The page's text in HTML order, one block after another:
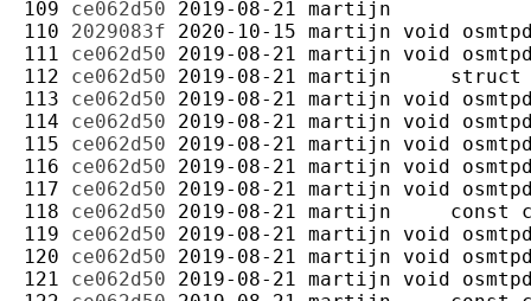
109 ce062d50 2019-08-21 martijn
110 2029083f 2020-10-15 martijn
111 ce062d50 2019-08-21 martijn
112 ce062d50 2019-08-21 martijn
113 ce062d50 2019-08-21 martijn
114 ce062d50 2019-08-21 martijn
115 ce062d50 2019-08-21 martijn
116 ce062d50 2019-08-21 martijn
117 ce062d50 2019-08-21 martijn
118 ce062d50 2019-08-21 martijn
119 ce062d50 2019-08-21 martijn
120 ce062d50 2019-08-21 martijn
121 ce062d50 2019-08-21 martijn